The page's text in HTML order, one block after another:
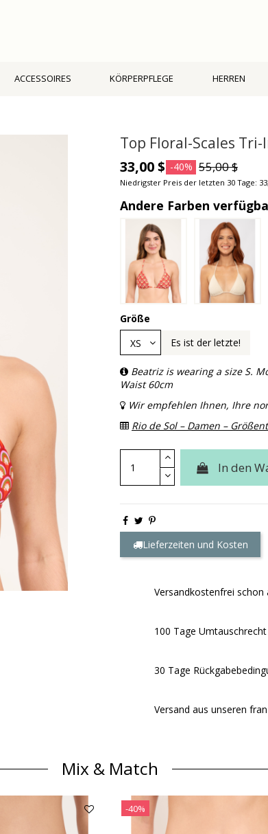
ACCESSOIRES KÖRPERPFLEGE HERREN
Top Floral-Scales Tri-
33,00 $ -40% 55,00 $
Niedrigster Preis der letzten 30 Tage:
Andere Farben
Größe
Es ist der letzte!
Beatriz is wearing a size S.
Waist 60cm
Wir empfehlen Ihnen, Ihre
Rio de Sol – Damen –
In den
Lieferzeiten und Kosten
Versandkostenfrei schon
100 Tage Umtauschrecht
30 Tage
Versand aus unseren
Mix & Match
-40%